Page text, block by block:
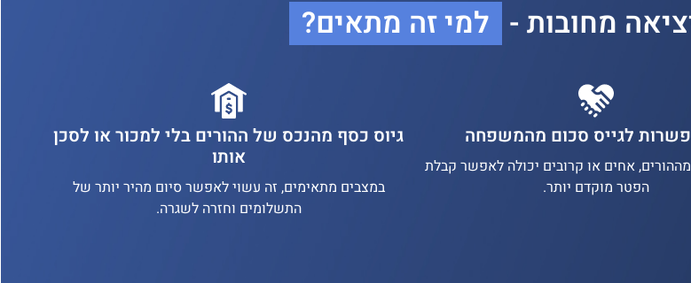
מחובות - למי זה מתאים?
לגייס סכום מהמשפחה
אחים או קרובים יכולה לאפשר קבלת
הפטר מוקדם יותר.
גיוס כסף מהנכס של ההורים בלי למכור או לסכן
אותו
במצבים מתאימים, זה עשוי לאפשר סיום מהיר יותר של
התשלומים וחזרה לשגרה.